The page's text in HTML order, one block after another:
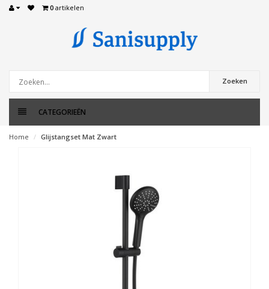
0 artikelen
Zoeken
CATEGORIEËN
Home Glijstangset Mat Zwart